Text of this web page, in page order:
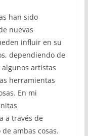
han sido
nuevas
influir en su
dependiendo de
artistas
herramientas
En mi
a través de
ambas cosas.